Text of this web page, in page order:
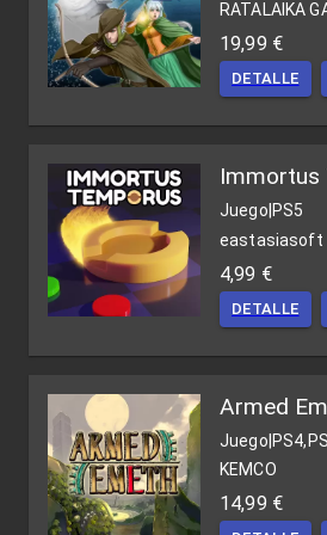
RATALAIKA
19,99 €
DETALLE
Immortus
Juego PS5
eastasiasoft
4,99 €
DETALLE
Armed
Juego|
KEMCO
14,99 €